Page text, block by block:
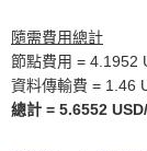
隨需費用總計
節點費用 = 4.1952
資料傳輸費 = 1.46
總計 = 5.6552